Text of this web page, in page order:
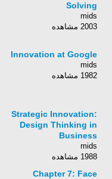
Solving
mids
2003 مشاهده
Innovation at Google
mids
1982 مشاهده
Strategic Innovation:
Design Thinking in
Business
mids
1988 مشاهده
Chapter 7: Face